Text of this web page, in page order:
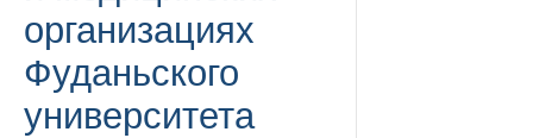
организациях
Фуданьского
университета